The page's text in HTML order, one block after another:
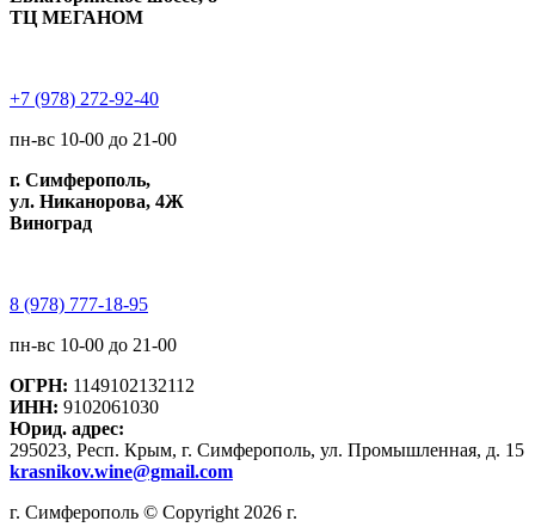
ТЦ МЕГАНОМ
+7 (978) 272-92-40
пн-вс 10-00 до 21-00
г. Симферополь,
ул. Никанорова, 4Ж
Виноград
8 (978) 777-18-95
пн-вс 10-00 до 21-00
ОГРН: 1149102132112
ИНН: 9102061030
Юрид. адрес:
295023, Респ. Крым, г. Симферополь, ул. Промышленная, д. 15
krasnikov.wine@gmail.com
г. Симферополь © Copyright 2026 г.